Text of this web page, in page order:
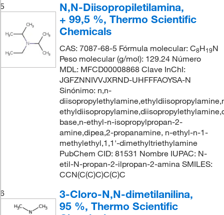
5
N,N-Diisopropiletilamina,
+ 99,5 %, Thermo Scientific
Chemicals
CAS: 7087-68-5 Fórmula molecular: C8H19N
Peso molecular (g/mol): 129.24 Número
MDL: MFCD00008868 Clave InChI:
JGFZNNIVVJXRND-UHFFFAOYSA-N
Sinónimo: n,n-
base,n-ethyl-n-isopropylpropan-2-
amine,dipea,2-propanamine, n-ethyl-n-1-
methylethyl,1,1'-dimethyltriethylamine
PubChem CID: 81531 Nombre IUPAC: N-
etil-N-propan-2-ilpropan-2-amina SMILES:
CCN(C(C)C)C(C)C
6
3-Cloro-N,N-dimetilanilina,
95 %, Thermo Scientific